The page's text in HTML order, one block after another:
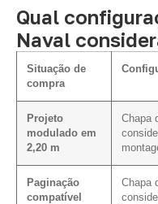
Qual
Naval
Situação de
compra
Projeto
modulado em
2,20 m
Chapa
Paginação
compatível
Chapa